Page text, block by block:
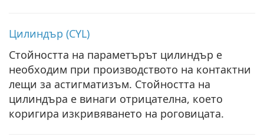
Цилиндър (CYL)
Стойността на параметърът цилиндър е
необходим при производството на контактни
лещи за астигматизъм. Стойността на
цилиндъра е винаги отрицателна, което
коригира изкривяването на роговицата.